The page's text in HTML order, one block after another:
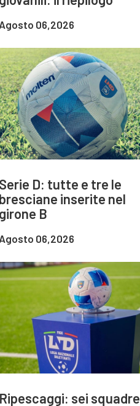
Agosto 06,2026
Serie D: tutte e tre le
bresciane inserite nel
girone B
Agosto 06,2026
Ripescaggi: sei squadre